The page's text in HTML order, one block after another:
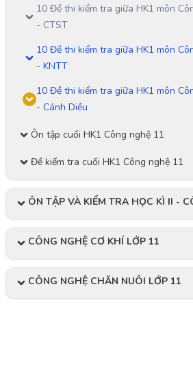
10 Đề thi kiểm tra giữa HK1 môn
- CTST
10 Đề thi kiểm tra giữa HK1 môn
- KNTT
10 Đề thi kiểm tra giữa HK1 môn
- Cánh Diều
Ôn tập cuối HK1 Công nghệ 11
Đề kiểm tra cuối HK1 Công nghệ 11
ÔN TẬP VÀ KIỂM TRA HỌC KÌ II -
CÔNG NGHỆ CƠ KHÍ LỚP 11
CÔNG NGHỆ CHĂN NUÔI LỚP 11